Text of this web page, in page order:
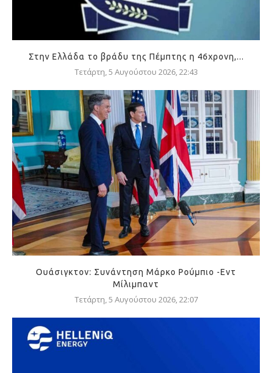
Στην Ελλάδα το βράδυ της Πέμπτης η 46χρονη,...
Τετάρτη, 5 Αυγούστου 2026, 22:43
Ουάσιγκτον: Συνάντηση Μάρκο Ρούμπιο -Εντ
Μίλιμπαντ
Τετάρτη, 5 Αυγούστου 2026, 22:07